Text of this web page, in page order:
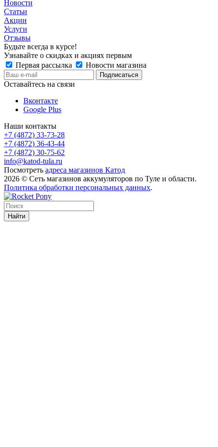
Новости
Статьи
Акции
Услуги
Отзывы
Будьте всегда в курсе!
Узнавайте о скидках и акциях первым
Первая рассылка
Новости магазина
Оставайтесь на связи
Вконтакте
Google Plus
Наши контакты
+7 (4872) 33-73-28
+7 (4872) 36-43-44
+7 (4872) 30-75-62
info@katod-tula.ru
Посмотреть адреса магазинов Катод
2026 © Сеть магазинов аккумуляторов по Туле и области.
Политика обработки персональных данных.
Найти